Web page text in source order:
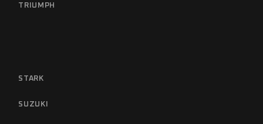
TRIUMPH
STARK
SUZUKI